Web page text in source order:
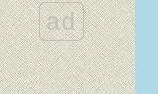
คีรีมาศ
ไม้มงคลและไม้
ปลกๆที่บ้านป่ามี
มีบอนสีสวยๆ อยู่ไม่
น้อยแต่ไม่ค่อยรู้ชื่อ
ดูเล่นเพลินๆค่ะ ซื้อ
มาแต่ที่ราคาไม่แพง
ad